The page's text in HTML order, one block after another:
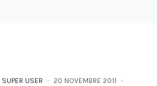
SUPER USER
20 NOVEMBRE 2011